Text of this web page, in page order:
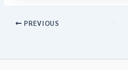
PREVIOUS